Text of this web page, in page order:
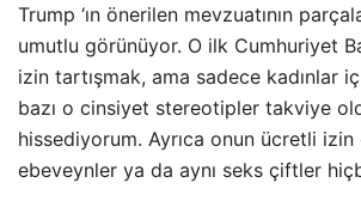
Trump ‘ın önerilen mevzuatının
umutlu görünüyor. O ilk Cumhuriyet
izin tartışmak, ama sadece kadınlar
bazı o cinsiyet stereotipler takviye
hissediyorum. Ayrıca onun ücretli izin
ebeveynler ya da aynı seks çiftler